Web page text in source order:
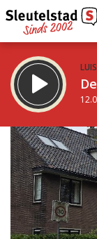
STRAKS:
De avond
18.00 - 19.00 uur
Vorig uur
Inklappen